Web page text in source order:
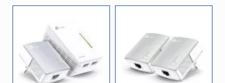
Certification CE, RoHS
Réseau